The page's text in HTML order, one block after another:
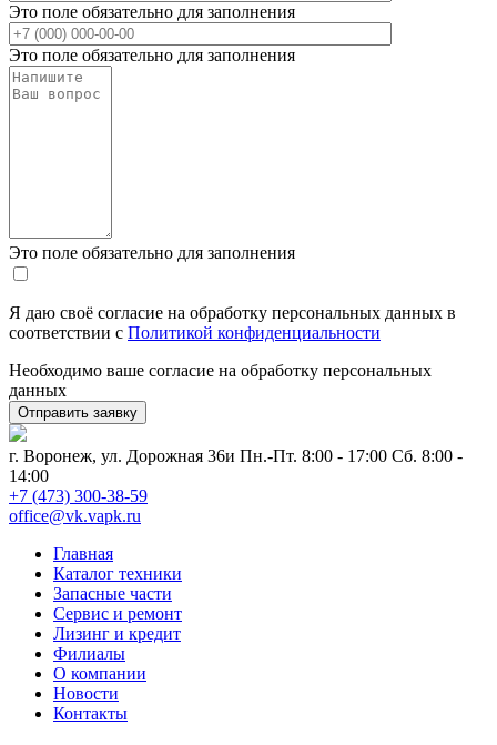
Это поле обязательно для заполнения
Это поле обязательно для заполнения
Это поле обязательно для заполнения
Я даю своё согласие на обработку персональных данных в
соответствии с Политикой конфиденциальности
Необходимо ваше согласие на обработку персональных
данных
г. Воронеж, ул. Дорожная 36и Пн.-Пт. 8:00 - 17:00 Сб. 8:00 -
14:00
+7 (473) 300-38-59
office@vk.vapk.ru
Главная
Каталог техники
Запасные части
Сервис и ремонт
Лизинг и кредит
Филиалы
О компании
Новости
Контакты